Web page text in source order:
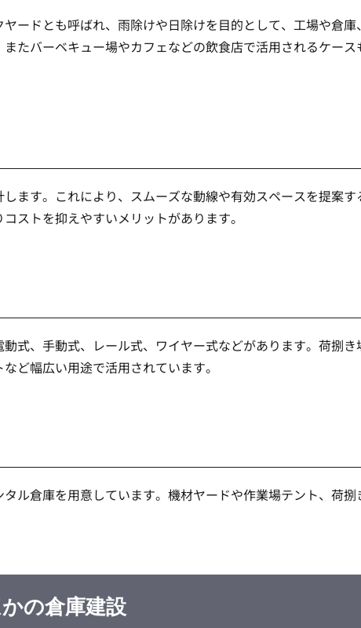
ードとも呼ばれ、雨除けや日除けを目的として、工場や倉庫
たバーベキュー場やカフェなどの飲食店で活用されるケース
ます。これにより、スムーズな動線や有効スペースを提案す
ストを抑えやすいメリットがあります。
式、手動式、レール式、ワイヤー式などがあります。荷捌き
ど幅広い用途で活用されています。
ル倉庫を用意しています。機材ヤードや作業場テント、荷捌
の倉庫建設